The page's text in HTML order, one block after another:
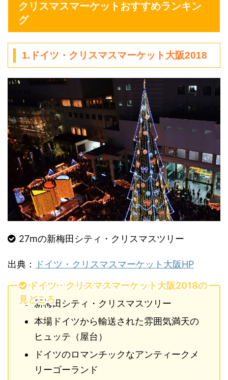
クリスマスマーケットおすすめランキン
グ
1.ドイツ・クリスマスマーケット大阪2018
27mの新梅田シティ・クリスマスツリー
出典：
ドイツ・クリスマスマーケット大阪HP
ドイツ・クリスマスマーケット大阪2018の
見どころ
新梅田シティ・クリスマスツリー
本場ドイツから輸送された雰囲気満天の
ヒュッテ（屋台）
ドイツのロマンチックなアンティークメ
リーゴーランド